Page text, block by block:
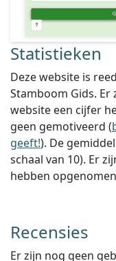
Statistieken
Deze website is
Stamboom Gids. Er
website een cijfer
geen gemotiveerd (
geeft!). De
schaal van 10). Er
hebben
Recensies
Er zijn nog geen